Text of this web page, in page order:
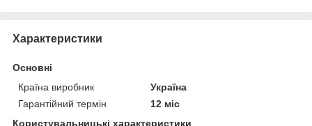
Характеристики
Основні
Країна виробник
Україна
Гарантійний термін
12 міс
Користувальницькі характеристики